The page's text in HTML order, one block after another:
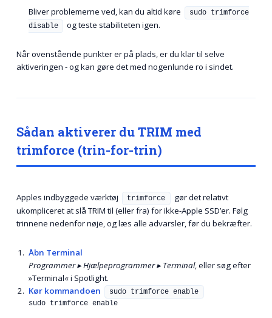
Bliver problemerne ved, kan du altid køre
sudo trimforce
disable
og teste stabiliteten igen.
Når ovenstående punkter er på plads, er du klar til selve
aktiveringen - og kan gøre det med nogenlunde ro i sindet.
Sådan aktiverer du TRIM med
trimforce (trin-for-trin)
Apples indbyggede værktøj trimforce
gør det relativt
ukompliceret at slå TRIM til (eller fra) for ikke-Apple SSD’er. Følg
trinnene nedenfor nøje, og læs alle advarsler, før du bekræfter.
Åbn Terminal
Programmer ▸ Hjælpeprogrammer ▸ Terminal, eller søg efter
»Terminal« i Spotlight.
Kør kommandoen
sudo trimforce enable
sudo trimforce enable